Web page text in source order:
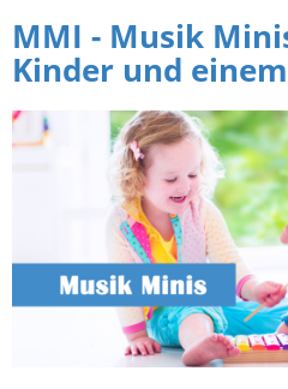
MMI - Musik
Kinder und